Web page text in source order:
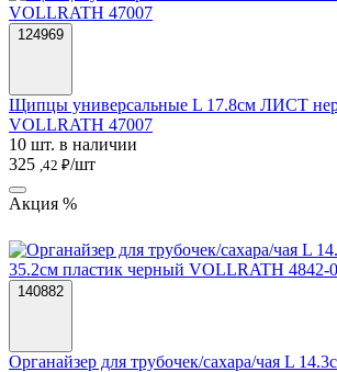
124969
Щипцы универсальные L 17.8см ЛИСТ
VOLLRATH 47007
10 шт. в наличии
325 ,42 ₽/шт
Акция %
140882
Органайзер для трубочек/сахара/чая L